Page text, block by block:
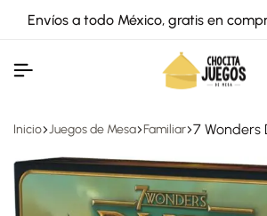
Envíos a todo México, gratis en
Inicio Juegos de Mesa Familiar 7 Wonders